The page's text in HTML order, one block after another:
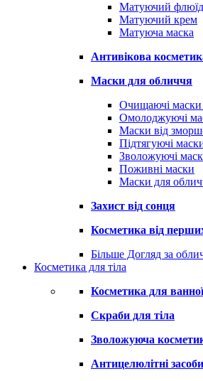
Матуючий
Матуючий крем
Матуюча маска
Антивікова
Маски для обличчя
Очищаючі маски
Омолоджуючі
Маски від
Підтягуючі
Зволожуючі
Поживні маски
Маски для
Захист від сонця
Косметика від
Більше Догляд за
Косметика для тіла
Косметика для
Скраби для тіла
Зволожуюча
Антицелюлітні засоби